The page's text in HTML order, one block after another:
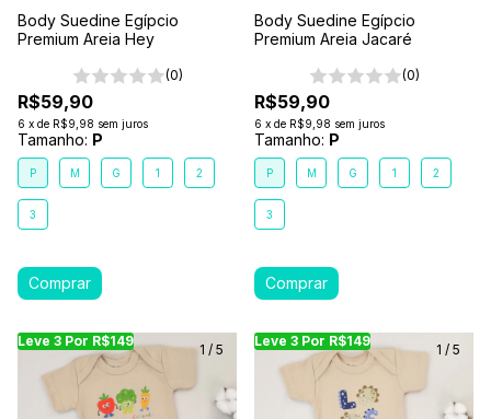
Body Suedine Egípcio
Premium Areia Hey
(0)
R$59,90
6 x de R$9,98 sem juros
Tamanho: P
P M G 1 2
3
Body Suedine Egípcio
Premium Areia Jacaré
(0)
R$59,90
6 x de R$9,98 sem juros
Tamanho: P
P M G 1 2
3
Leve 3 Por R$149
Leve 3 Por R$149 Leve 3 Por R$149 Leve
1 / 5
Leve 3 Por R$149
Leve 3 Por R$149
1 / 5